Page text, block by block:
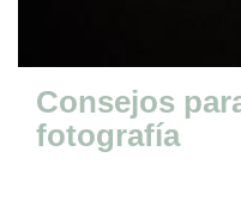
Consejos
fotografía